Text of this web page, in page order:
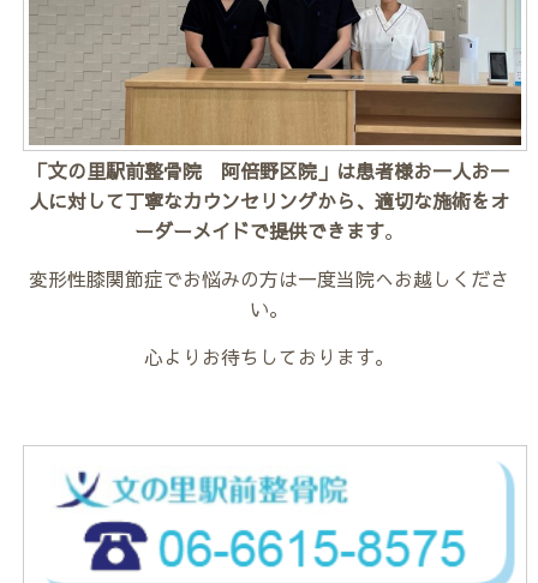
「文の里駅前整骨院 阿倍野区院」は患者様お一人お一
人に対して丁寧なカウンセリングから、適切な施術をオ
ーダーメイドで提供できます。
変形性膝関節症でお悩みの方は一度当院へお越しくださ
い。
心よりお待ちしております。